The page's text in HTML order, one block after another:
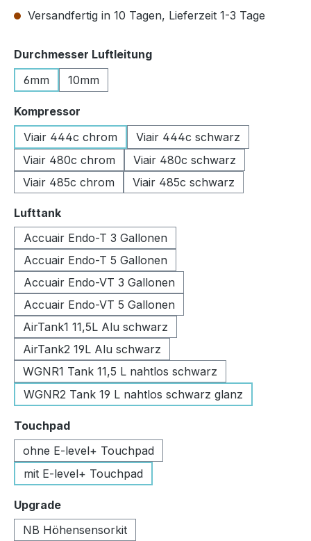
Versandfertig in 10 Tagen, Lieferzeit 1-3 Tage
Durchmesser Luftleitungauswählen
6mm
10mm
Kompressor
Viair 444c chrom
Viair 444c schwarz
Viair 480c chrom
Viair 480c schwarz
Viair 485c chrom
Viair 485c schwarz
Lufttankauswählen
Accuair Endo-T 3 Gallonen
Accuair Endo-T 5 Gallonen
Accuair Endo-VT 3 Gallonen
Accuair Endo-VT 5 Gallonen
AirTank1 11,5L Alu schwarz
AirTank2 19L Alu schwarz
WGNR1 Tank 11,5 L nahtlos schwarz
WGNR2 Tank 19 L nahtlos schwarz glanz
Touchpadauswählen
ohne E-level+ Touchpad
mit E-level+ Touchpad
Upgradeauswählen
NB Höhensensorkit